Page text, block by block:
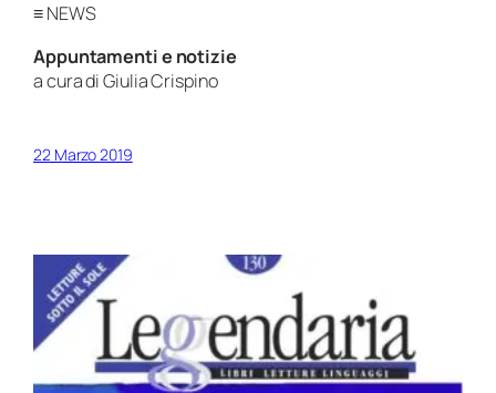
≡ NEWS
Appuntamenti e notizie
a cura di Giulia Crispino
22 Marzo 2019